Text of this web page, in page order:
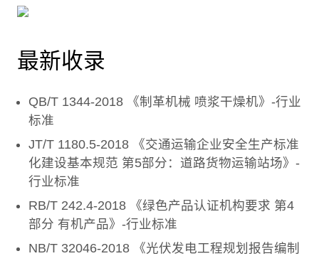
最新收录
QB/T 1344-2018 《制革机械 喷浆干燥机》-行业
标准
JT/T 1180.5-2018 《交通运输企业安全生产标准
化建设基本规范 第5部分：道路货物运输站场》-
行业标准
RB/T 242.4-2018 《绿色产品认证机构要求 第4
部分 有机产品》-行业标准
NB/T 32046-2018 《光伏发电工程规划报告编制